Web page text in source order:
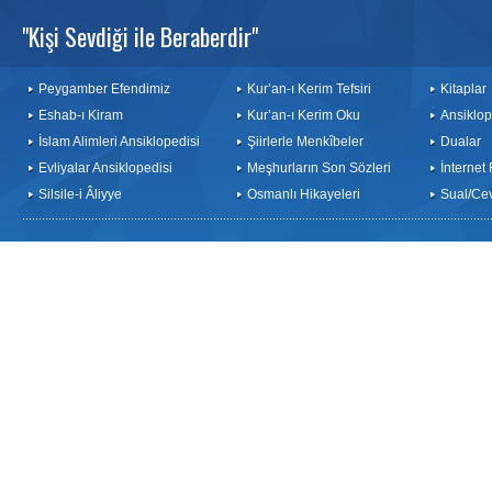
"Kişi Sevdiği ile Beraberdir"
Peygamber Efendimiz
Eshab-ı Kiram
İslam Alimleri Ansiklopedisi
Evliyalar Ansiklopedisi
Silsile-i Âliyye
Kur’an-ı Kerim Tefsiri
Kur’an-ı Kerim Oku
Şiirlerle Menkîbeler
Meşhurların Son Sözleri
Osmanlı Hikayeleri
Kitaplar
Dualar
İnternet
Sual/